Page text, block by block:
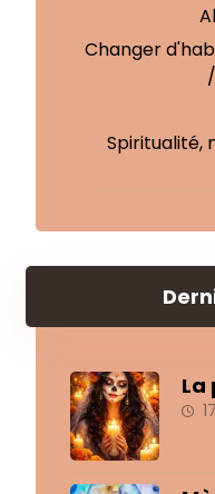
Changer
Spiritualité,
La